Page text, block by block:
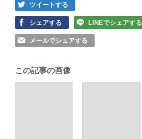
ツイートする
シェアする LINEでシェアする
メールでシェアする
この記事の画像